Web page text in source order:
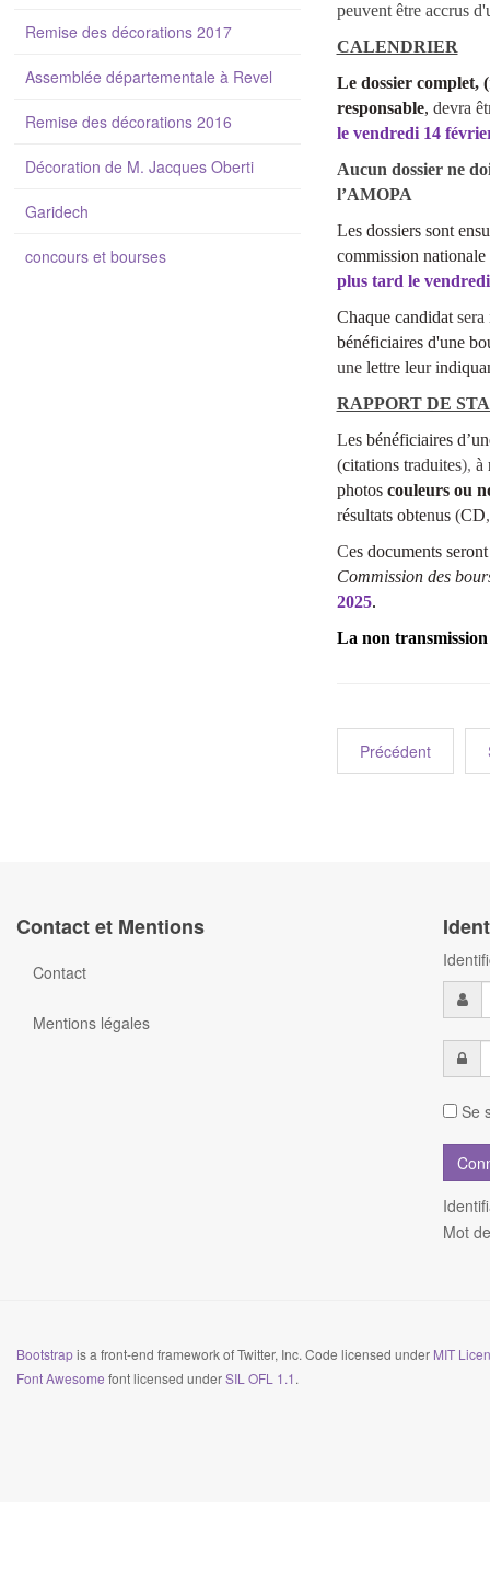
peuvent être accrus
CALENDRIER
Le dossier complet, (
responsable, devra
le vendredi 14
Aucun dossier ne
l’AMOPA
Les dossiers sont
commission
plus tard le
Chaque candidat sera
bénéficiaires d'une
une lettre leur i
RAPPORT DE
Les bénéficiaires
(citations traduites), à
photos couleurs ou
résultats obtenus (CD
Ces documents
Commission des bour
2025.
La non
Précédent
Remise des décorations 2017
Assemblée départementale à Revel
Remise des décorations 2016
Décoration de M. Jacques Oberti
Garidech
concours et bourses
Contact et Mentions
Contact
Mentions légales
Se
Mot
Bootstrapis a front-end framework of Twitter, Inc. Code licensed under MIT
Font Awesome font licensed underSIL OFL 1.1 .